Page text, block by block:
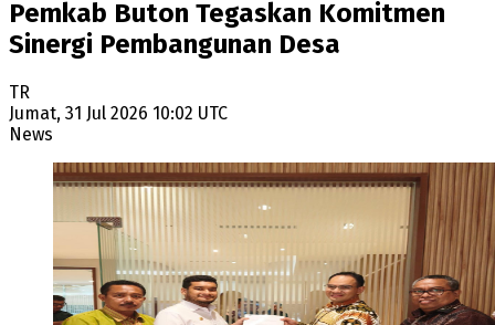
Pemkab Buton Tegaskan Komitmen
Sinergi Pembangunan Desa
TR
Jumat, 31 Jul 2026 10:02 UTC
News